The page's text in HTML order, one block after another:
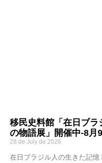
移民史料館「在日ブ
の物語展」開催中-8月
28 de July de 2026
在日ブラジル人の生きた記